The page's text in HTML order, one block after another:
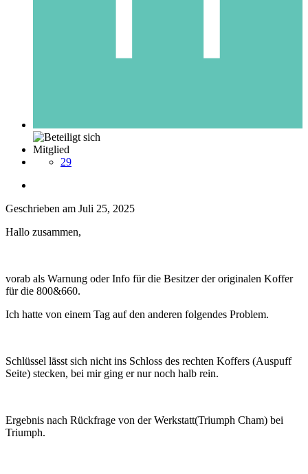
Mitglied
29
Geschrieben am Juli 25, 2025
Hallo zusammen,
vorab als Warnung oder Info für die Besitzer der originalen Koffer
für die 800&660.
Ich hatte von einem Tag auf den anderen folgendes Problem.
Schlüssel lässt sich nicht ins Schloss des rechten Koffers (Auspuff
Seite) stecken, bei mir ging er nur noch halb rein.
Ergebnis nach Rückfrage von der Werkstatt(Triumph Cham) bei
Triumph.